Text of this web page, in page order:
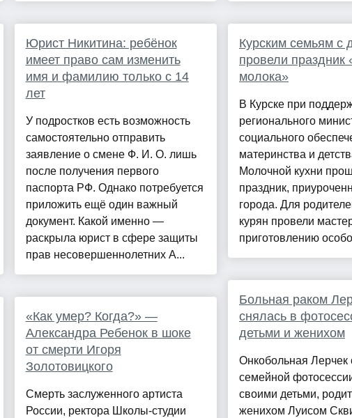
Юрист Никитина: ребёнок
имеет право сам изменить
имя и фамилию только с 14
лет
У подростков есть возможность
самостоятельно отправить
заявление о смене Ф. И. О. лишь
после получения первого
паспорта РФ. Однако потребуется
приложить ещё один важный
документ. Какой именно —
раскрыла юрист в сфере защиты
прав несовершеннолетних А...
«Как умер? Когда?» —
Александра Ребенок в шоке
от смерти Игоря
Золотовицкого
Смерть заслуженного артиста
России, ректора Школы-студии
Курским семьям с
провели праздник
молока»
В Курске при
регионального
социального
материнства и
Молочной кухни
праздник,
города. Для
курян провели
приготовлению
Больная раком
снялась в
детьми и женихом
Онкобольная Лерчек
семейной
своими детьми,
женихом Луисом